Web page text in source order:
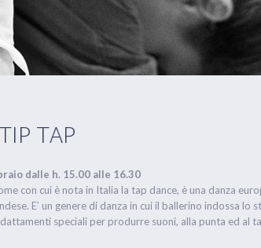
TAP
dalle h. 15.00 alle 16.30
con cui è nota in Italia la tap dance, è una danza
E’ un genere di danza in cui il ballerino indossa lo
speciali per produrre suoni, alla punta ed al